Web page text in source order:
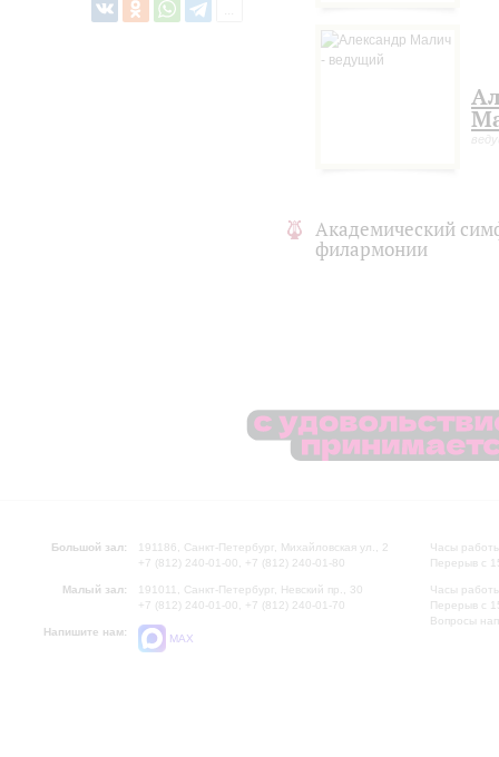
Академический
филармонии
Большой зал:
191186, Санкт-Петербург, Михайловская ул., 2
+7 (812) 240-01-00, +7 (812) 240-01-80
Малый зал:
191011, Санкт-Петербург, Невский пр., 30
+7 (812) 240-01-00, +7 (812) 240-01-70
Напишите нам:
MAX
Часы
Перерыв с
Часы
Перерыв с
Вопросы